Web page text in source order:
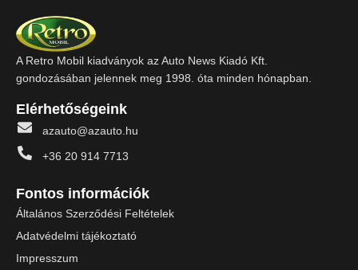
A Retro Mobil kiadványok az Auto News Kiadó Kft.
gondozásában jelennek meg 1998. óta minden hónapban.
Elérhetőségeink
azauto@azauto.hu
+36 20 914 7713
Fontos információk
Általános Szerződési Feltételek
Adatvédelmi tájékoztató
Impresszum